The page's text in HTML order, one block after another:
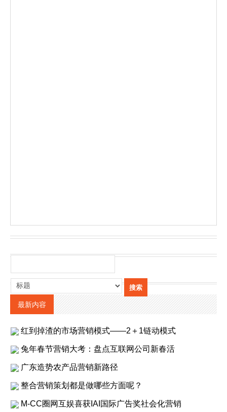
最新内容
红到掉渣的市场营销模式——2＋1链动模式
兔年春节营销大考：盘点互联网公司新春活
广东造势农产品营销新路径
整合营销策划都是做哪些方面呢？
M-CC圈网互娱喜获IAI国际广告奖社会化营销